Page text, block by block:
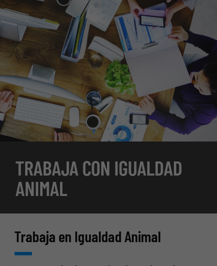
TRABAJA CON IGUALDAD
ANIMAL
Trabaja en Igualdad Animal